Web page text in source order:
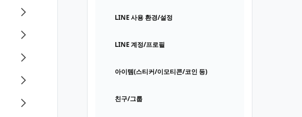
LINE 사용 환경/설정
LINE 계정/프로필
아이템(스티커/이모티콘/코인 등)
친구/그룹